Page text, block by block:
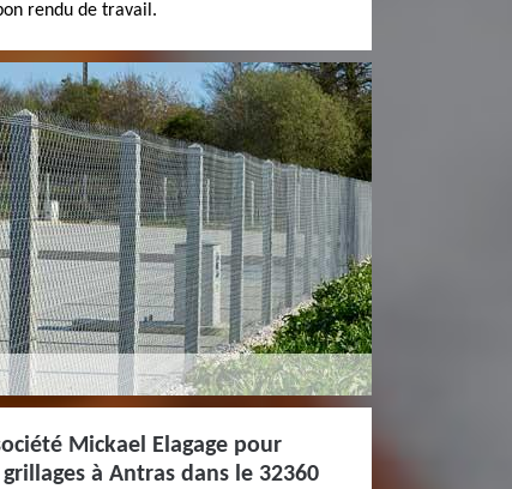
rendu de travail.
Mickael Elagage pour
à Antras dans le 32360